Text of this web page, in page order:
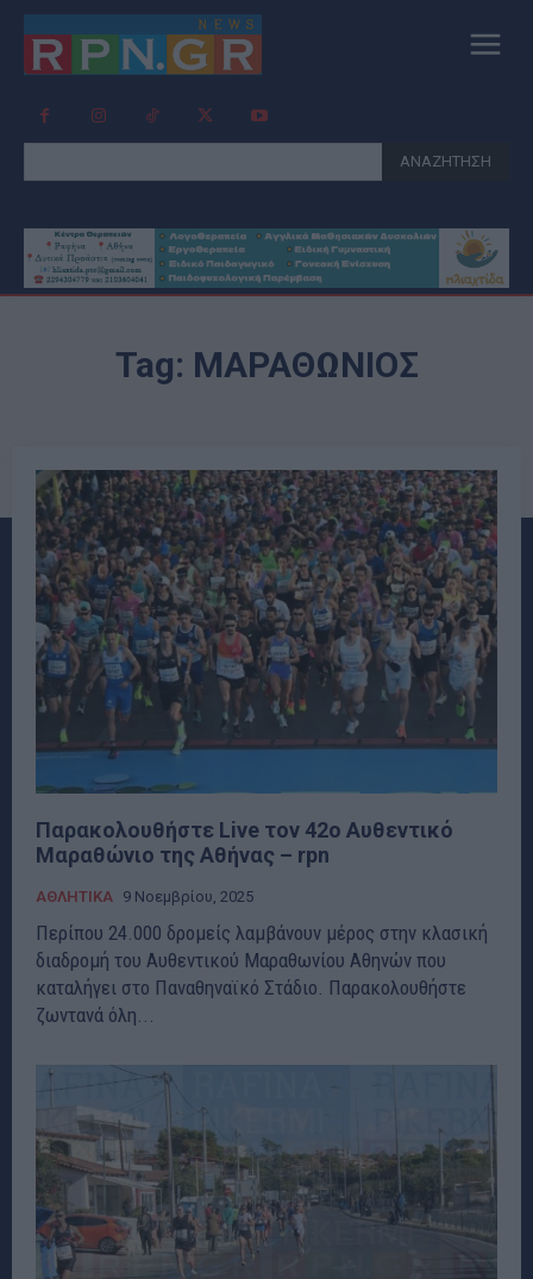
ΑΝΑΖΗΤΗΣΗ
Tag: ΜΑΡΑΘΏΝΙΟΣ
Παρακολουθήστε Live τον 42ο Αυθεντικό
Μαραθώνιο της Αθήνας – rpn
ΑΘΛΗΤΙΚΑ 9 Νοεμβρίου, 2025
Περίπου 24.000 δρομείς λαμβάνουν μέρος στην κλασική
διαδρομή του Αυθεντικού Μαραθωνίου Αθηνών που
καταλήγει στο Παναθηναϊκό Στάδιο. Παρακολουθήστε
ζωντανά όλη...